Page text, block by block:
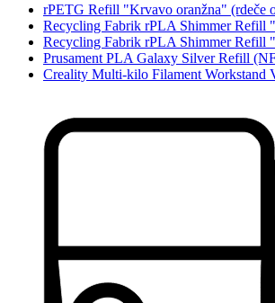
rPETG Refill "Krvavo oranžna" (rdeče
Recycling Fabrik rPLA Shimmer Refill
Recycling Fabrik rPLA Shimmer Refill
Prusament PLA Galaxy Silver Refill
Creality Multi-kilo Filament Workstand